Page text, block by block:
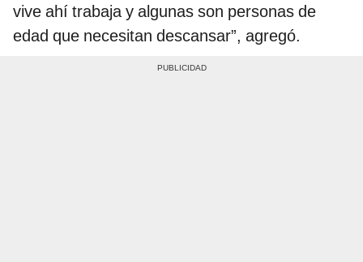
vive ahí trabaja y algunas son personas de
edad que necesitan descansar”, agregó.